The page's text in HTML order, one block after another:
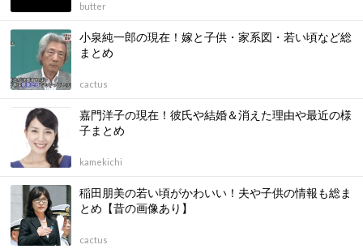
butter
小泉純一郎の現在！嫁と子供・家系図・若い頃など総
まとめ
cactus
嘉門洋子の現在！彼氏や結婚＆消えた理由や最近の様
子まとめ
kamekichi
稲田朋美の若い頃がかわいい！夫や子供の情報も総ま
とめ【昔の画像あり】
cactus